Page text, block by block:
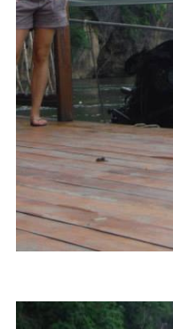
THAILAND